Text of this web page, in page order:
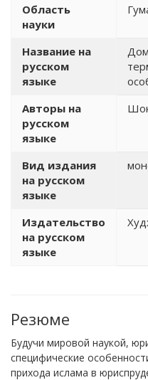
Область
науки
Название на
русском
языке
Авторы на
русском
языке
Вид издания
на русском
языке
Издательство
на русском
языке
Резюме
Будучи мировой наукой,
специфические
прихода ислама в